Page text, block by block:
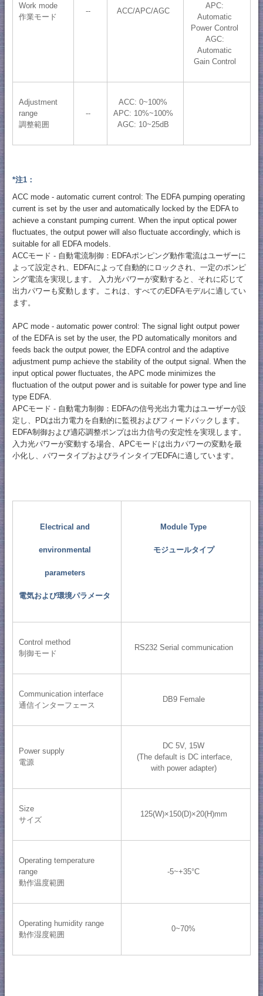
Work mode
作業モード
-- ACC/APC/AGC
APC:
Automatic
Power Control
AGC:
Automatic
Gain Control
Adjustment
range
調整範囲
--
ACC: 0~100%
APC: 10%~100%
AGC: 10~25dB
*注1：
ACC mode - automatic current control: The EDFA pumping operating
current is set by the user and automatically locked by the EDFA to
achieve a constant pumping current. When the input optical power
fluctuates, the output power will also fluctuate accordingly, which is
suitable for all EDFA models.
ACCモード - 自動電流制御：EDFAポンピング動作電流はユーザーに
よって設定され、EDFAによって自動的にロックされ、一定のポンピ
ング電流を実現します。 入力光パワーが変動すると、それに応じて
出力パワーも変動します。これは、すべてのEDFAモデルに適してい
ます。
APC mode - automatic power control: The signal light output power
of the EDFA is set by the user, the PD automatically monitors and
feeds back the output power, the EDFA control and the adaptive
adjustment pump achieve the stability of the output signal. When the
input optical power fluctuates, the APC mode minimizes the
fluctuation of the output power and is suitable for power type and line
type EDFA.
APCモード - 自動電力制御：EDFAの信号光出力電力はユーザーが設
定し、PDは出力電力を自動的に監視およびフィードバックします。
EDFA制御および適応調整ポンプは出力信号の安定性を実現します。
入力光パワーが変動する場合、APCモードは出力パワーの変動を最
小化し、パワータイプおよびラインタイプEDFAに適しています。
Electrical and
environmental
parameters
電気および環境パラメータ
Module Type
モジュールタイプ
Control method
制御モード
RS232 Serial communication
Communication interface
通信インターフェース
DB9 Female
Power supply
電源
DC 5V, 15W
(The default is DC interface,
with power adapter)
Size
サイズ
125(W)×150(D)×20(H)mm
Operating temperature
range
動作温度範囲
-5~+35°C
Operating humidity range
動作湿度範囲
0~70%